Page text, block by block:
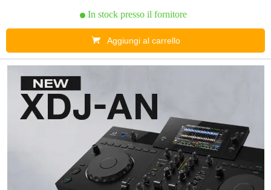
In stock presso il fornitore
Aggiungi al carrello